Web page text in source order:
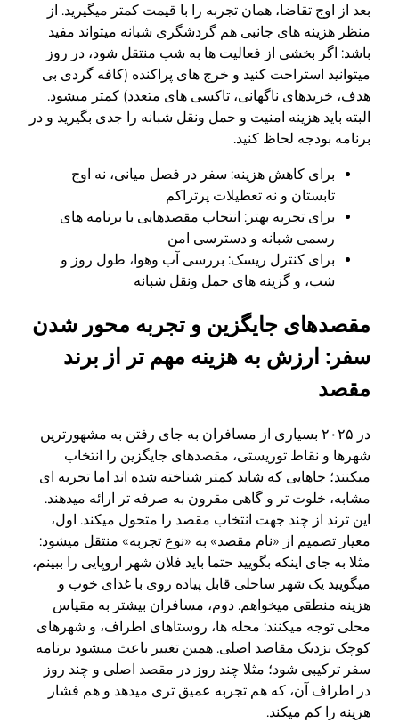
بعد از اوج تقاضا، همان تجربه را با قیمت کمتر میگیرید. از
منظر هزینه های جانبی هم گردشگری شبانه میتواند مفید
باشد: اگر بخشی از فعالیت ها به شب منتقل شود، در روز
میتوانید استراحت کنید و خرج های پراکنده (کافه گردی بی
هدف، خریدهای ناگهانی، تاکسی های متعدد) کمتر میشود.
البته باید هزینه امنیت و حمل ونقل شبانه را جدی بگیرید و در
برنامه بودجه لحاظ کنید.
برای کاهش هزینه: سفر در فصل میانی، نه اوج
تابستان و نه تعطیلات پرتراکم
برای تجربه بهتر: انتخاب مقصدهایی با برنامه های
رسمی شبانه و دسترسی امن
برای کنترل ریسک: بررسی آب وهوا، طول روز و
شب، و گزینه های حمل ونقل شبانه
مقصدهای جایگزین و تجربه محور شدن
سفر: ارزش به هزینه مهم تر از برند
مقصد
در ۲۰۲۵ بسیاری از مسافران به جای رفتن به مشهورترین
شهرها و نقاط توریستی، مقصدهای جایگزین را انتخاب
میکنند؛ جاهایی که شاید کمتر شناخته شده اند اما تجربه ای
مشابه، خلوت تر و گاهی مقرون به صرفه تر ارائه میدهند.
این ترند از چند جهت انتخاب مقصد را متحول میکند. اول،
معیار تصمیم از «نام مقصد» به «نوع تجربه» منتقل میشود:
مثلا به جای اینکه بگویید حتما باید فلان شهر اروپایی را ببینم،
میگویید یک شهر ساحلی قابل پیاده روی با غذای خوب و
هزینه منطقی میخواهم. دوم، مسافران بیشتر به مقیاس
محلی توجه میکنند: محله ها، روستاهای اطراف، و شهرهای
کوچک نزدیک مقاصد اصلی. همین تغییر باعث میشود برنامه
سفر ترکیبی شود؛ مثلا چند روز در مقصد اصلی و چند روز
در اطراف آن، که هم تجربه عمیق تری میدهد و هم فشار
هزینه را کم میکند.